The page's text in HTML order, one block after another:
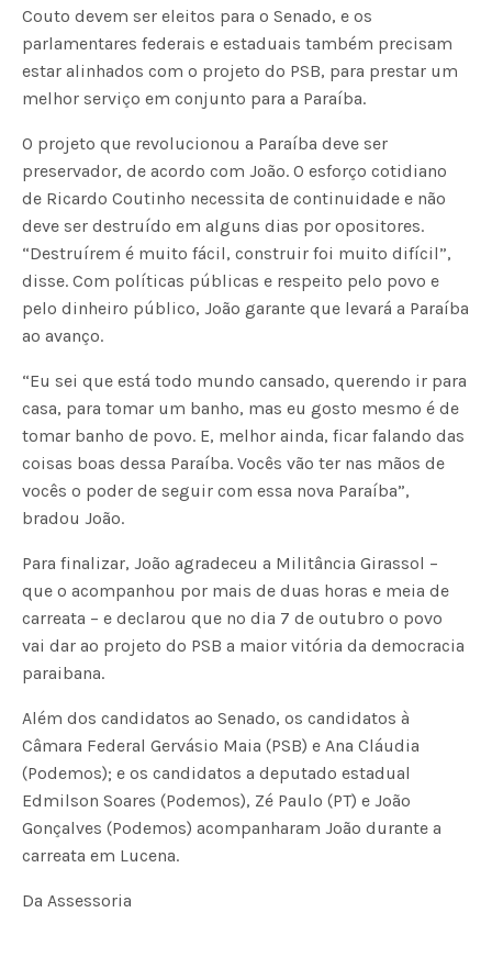
Couto devem ser eleitos para o Senado, e os
parlamentares federais e estaduais também precisam
estar alinhados com o projeto do PSB, para prestar um
melhor serviço em conjunto para a Paraíba.
O projeto que revolucionou a Paraíba deve ser
preservador, de acordo com João. O esforço cotidiano
de Ricardo Coutinho necessita de continuidade e não
deve ser destruído em alguns dias por opositores.
“Destruírem é muito fácil, construir foi muito difícil”,
disse. Com políticas públicas e respeito pelo povo e
pelo dinheiro público, João garante que levará a Paraíba
ao avanço.
“Eu sei que está todo mundo cansado, querendo ir para
casa, para tomar um banho, mas eu gosto mesmo é de
tomar banho de povo. E, melhor ainda, ficar falando das
coisas boas dessa Paraíba. Vocês vão ter nas mãos de
vocês o poder de seguir com essa nova Paraíba”,
bradou João.
Para finalizar, João agradeceu a Militância Girassol –
que o acompanhou por mais de duas horas e meia de
carreata – e declarou que no dia 7 de outubro o povo
vai dar ao projeto do PSB a maior vitória da democracia
paraibana.
Além dos candidatos ao Senado, os candidatos à
Câmara Federal Gervásio Maia (PSB) e Ana Cláudia
(Podemos); e os candidatos a deputado estadual
Edmilson Soares (Podemos), Zé Paulo (PT) e João
Gonçalves (Podemos) acompanharam João durante a
carreata em Lucena.
Da Assessoria